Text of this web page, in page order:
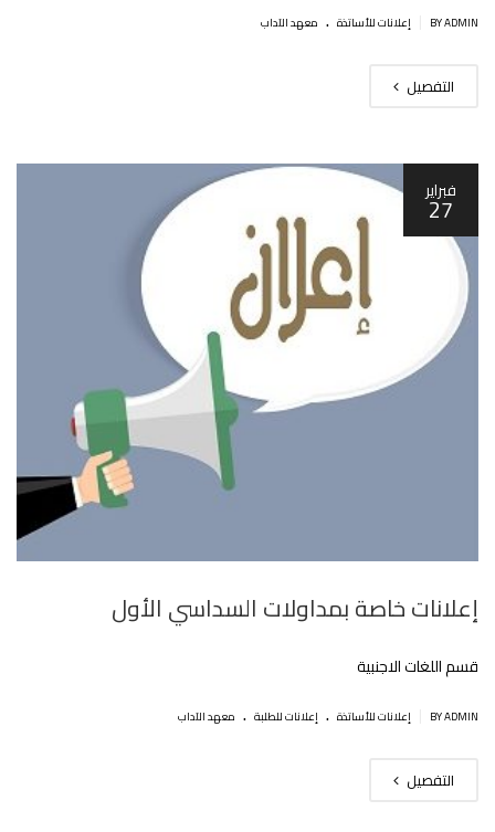
BY ADMIN إعلانات للأساتذة . معهد الآداب
التفصيل
فبراير
27
إعلانات خاصة بمداولات السداسي الأول
قسم اللغات الاجنبية
BY ADMIN إعلانات للأساتذة . إعلانات للطلبة . معهد الآداب
التفصيل